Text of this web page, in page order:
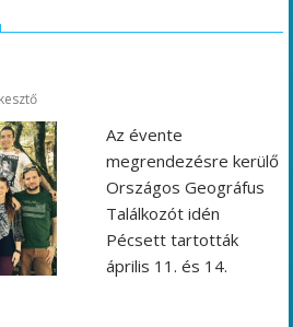
Az évente
megrendezésre kerülő
Országos Geográfus
Találkozót idén
Pécsett tartották
április 11. és 14.